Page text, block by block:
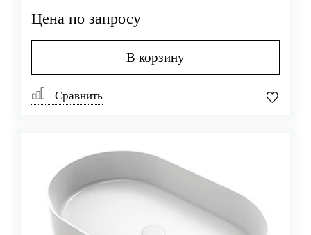
Цена по запросу
В корзину
Сравнить